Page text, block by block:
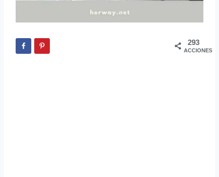
293
ACCIONES